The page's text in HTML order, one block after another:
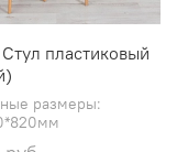
Стул пластиковый
размеры: